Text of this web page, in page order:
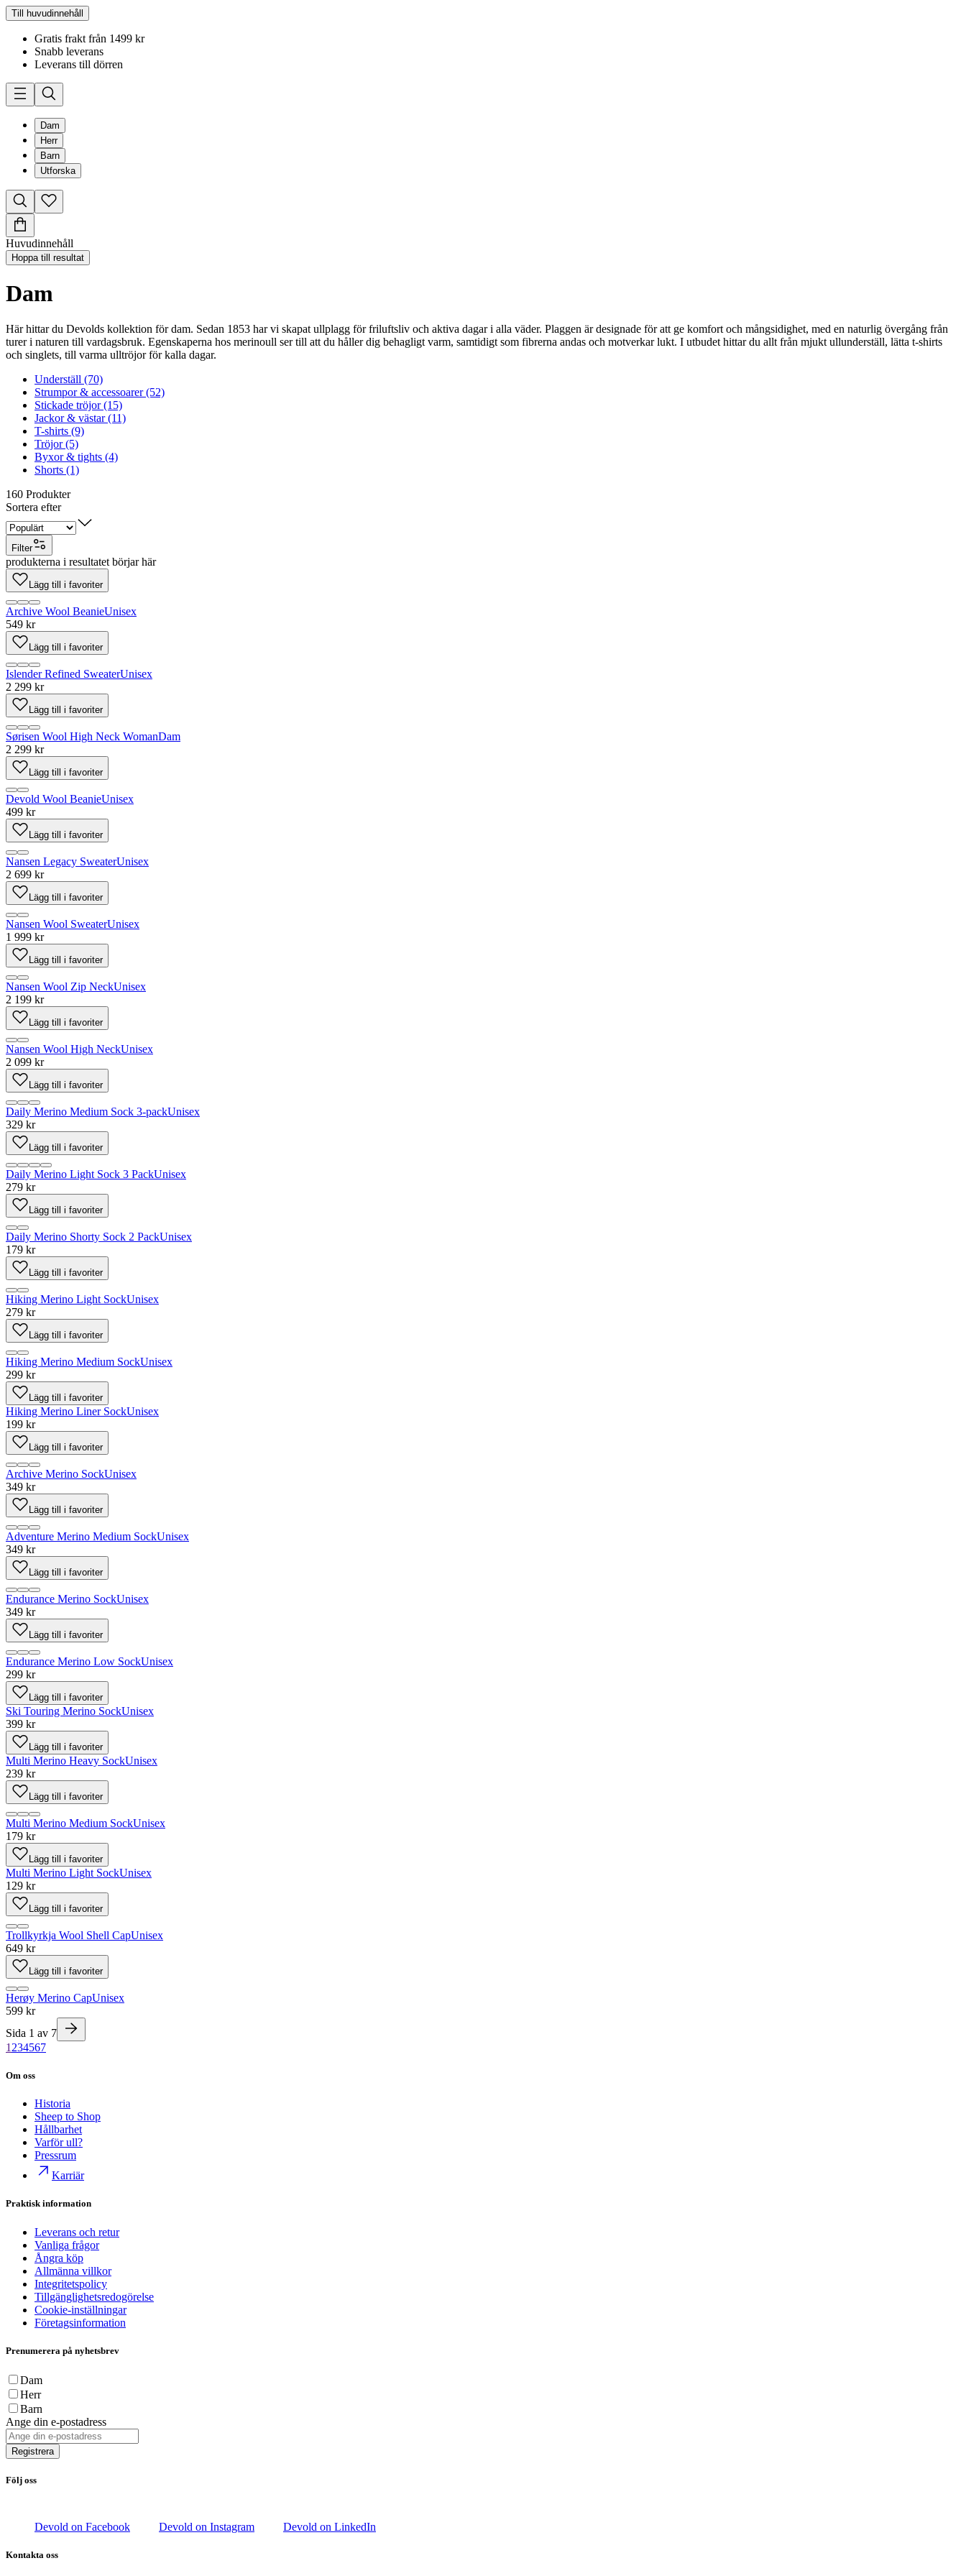
Till huvudinnehåll
Gratis frakt från 1499 kr
Snabb leverans
Leverans till dörren
Dam
Herr
Barn
Utforska
Huvudinnehåll
Hoppa till resultat
Dam
Här hittar du Devolds kollektion för dam. Sedan 1853 har vi skapat ullplagg för friluftsliv och aktiva dagar i alla väder. Plaggen är designade för att ge komfort och mångsidighet, med en naturlig övergång från
turer i naturen till vardagsbruk. Egenskaperna hos merinoull ser till att du håller dig behagligt varm, samtidigt som fibrerna andas och motverkar lukt. I utbudet hittar du allt från mjukt ullunderställ, lätta t-shirts
och singlets, till varma ulltröjor för kalla dagar.
Underställ (70)
Strumpor & accessoarer (52)
Stickade tröjor (15)
Jackor & västar (11)
T-shirts (9)
Tröjor (5)
Byxor & tights (4)
Shorts (1)
160 Produkter
Sortera efter
Filter
produkterna i resultatet börjar här
Lägg till i favoriter
Archive Wool BeanieUnisex
549 kr
Lägg till i favoriter
Islender Refined SweaterUnisex
2 299 kr
Lägg till i favoriter
Sørisen Wool High Neck WomanDam
2 299 kr
Lägg till i favoriter
Devold Wool BeanieUnisex
499 kr
Lägg till i favoriter
Nansen Legacy SweaterUnisex
2 699 kr
Lägg till i favoriter
Nansen Wool SweaterUnisex
1 999 kr
Lägg till i favoriter
Nansen Wool Zip NeckUnisex
2 199 kr
Lägg till i favoriter
Nansen Wool High NeckUnisex
2 099 kr
Lägg till i favoriter
Daily Merino Medium Sock 3-packUnisex
329 kr
Lägg till i favoriter
Daily Merino Light Sock 3 PackUnisex
279 kr
Lägg till i favoriter
Daily Merino Shorty Sock 2 PackUnisex
179 kr
Lägg till i favoriter
Hiking Merino Light SockUnisex
279 kr
Lägg till i favoriter
Hiking Merino Medium SockUnisex
299 kr
Lägg till i favoriter
Hiking Merino Liner SockUnisex
199 kr
Lägg till i favoriter
Archive Merino SockUnisex
349 kr
Lägg till i favoriter
Adventure Merino Medium SockUnisex
349 kr
Lägg till i favoriter
Endurance Merino SockUnisex
349 kr
Lägg till i favoriter
Endurance Merino Low SockUnisex
299 kr
Lägg till i favoriter
Ski Touring Merino SockUnisex
399 kr
Lägg till i favoriter
Multi Merino Heavy SockUnisex
239 kr
Lägg till i favoriter
Multi Merino Medium SockUnisex
179 kr
Lägg till i favoriter
Multi Merino Light SockUnisex
129 kr
Lägg till i favoriter
Trollkyrkja Wool Shell CapUnisex
649 kr
Lägg till i favoriter
Herøy Merino CapUnisex
599 kr
Sida 1 av 7
1 234567
Om oss
Historia
Sheep to Shop
Hållbarhet
Varför ull?
Pressrum
Karriär
Praktisk information
Leverans och retur
Vanliga frågor
Ångra köp
Allmänna villkor
Integritetspolicy
Tillgänglighetsredogörelse
Cookie-inställningar
Företagsinformation
Prenumerera på nyhetsbrev
Dam
Herr
Barn
Ange din e-postadress
Registrera
Följ oss
Devold on Facebook Devold on Instagram Devold on LinkedIn
Kontakta oss